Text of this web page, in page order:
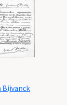
Bijvanck